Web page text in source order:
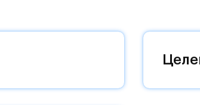
престижный статус
«своей» территорией, куда